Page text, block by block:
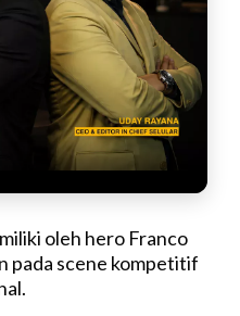
oleh hero Franco
pada scene kompetitif